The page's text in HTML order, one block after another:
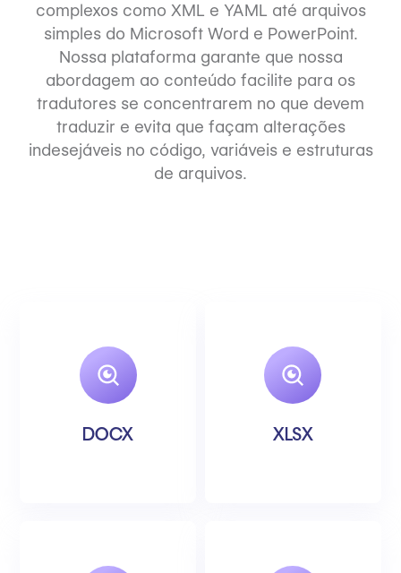
complexos como XML e YAML até arquivos
simples do Microsoft Word e PowerPoint.
Nossa plataforma garante que nossa
abordagem ao conteúdo facilite para os
tradutores se concentrarem no que devem
traduzir e evita que façam alterações
indesejáveis no código, variáveis e estruturas
de arquivos.
DOCX XLSX